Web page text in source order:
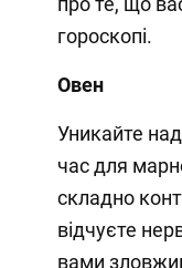
гороскопі.
Овен
Уникайте
час для
складно
відчуєте
вами